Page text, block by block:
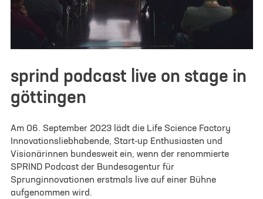
sprind podcast live on stage in
göttingen
Am 06. September 2023 lädt die Life Science Factory
Innovationsliebhabende, Start-up Enthusiasten und
Visionärinnen bundesweit ein, wenn der renommierte
SPRIND Podcast der Bundesagentur für
Sprunginnovationen erstmals live auf einer Bühne
aufgenommen wird.